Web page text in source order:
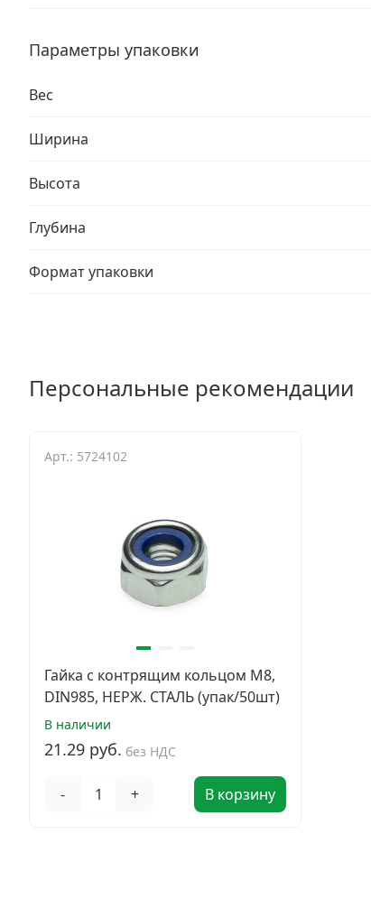
Параметры упаковки
Вес
Ширина
Высота
Глубина
Формат упаковки
Персональные рекомендации
Арт.: 5724102
Гайка с контрящим кольцом М8,
DIN985, НЕРЖ. СТАЛЬ (упак/50шт)
В наличии
21.29 руб. без НДС
- + В корзину